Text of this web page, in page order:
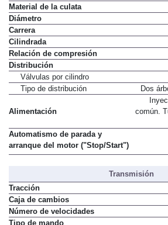
Material de la culata
Diámetro
Carrera
Cilindrada
Relación de compresión
Distribución
Válvulas por cilindro
Tipo de distribución
Dos
Alimentación
común.
Automatismo de parada y
arranque del motor ("Stop/Start")
Transmisión
Tracción
Caja de cambios
Número de velocidades
Tipo de mando